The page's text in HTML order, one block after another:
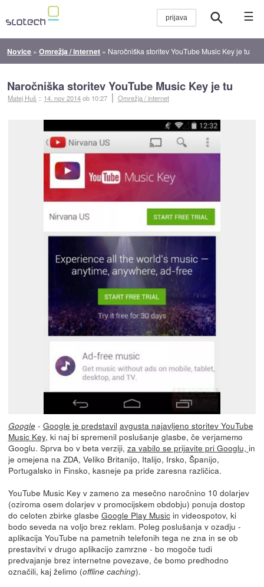
☰
Novice »Omrežja / internet » Naročniška storitev YouTube Music Key je tu
Naročniška storitev YouTube Music Key je tu
Matej Huš :: 14. nov 2014ob 10:27 Omrežja / internet
Google- Google je predstavil avgusta najavljeno storitev YouTube
Music Key, ki naj bi spremenil poslušanje glasbe, če verjamemo
Googlu. Sprva bo v beta verziji, za vabilo se prijavite pri Googlu, in
je omejena na ZDA, Veliko Britanijo, Italijo, Irsko, Španijo,
Portugalsko in Finsko, kasneje pa pride zaresna različica.
YouTube Music Key v zameno za mesečno naročnino 10 dolarjev
(oziroma osem dolarjev v promocijskem obdobju) ponuja dostop
do celoten zbirke glasbe Google Play Musicin videospotov, ki
bodo seveda na voljo brez reklam. Poleg poslušanja v ozadju -
aplikacija YouTube na pametnih telefonih tega ne zna in se ob
prestavitvi v drugo aplikacijo zamrzne - bo mogoče tudi
predvajanje brez internetne povezave, če bomo predhodno
označili, kaj želimo (offline caching).